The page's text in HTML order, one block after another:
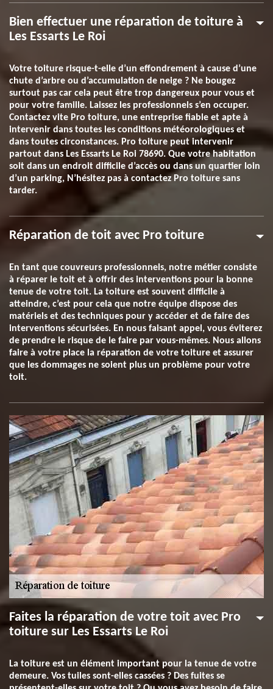
Bien effectuer une réparation de toiture à
Les Essarts Le Roi
Votre toiture risque-t-elle d’un effondrement à cause d’une
chute d’arbre ou d’accumulation de neige ? Ne bougez
surtout pas car cela peut être trop dangereux pour vous et
pour votre famille. Laissez les professionnels s’en occuper.
Contactez vite Pro toiture, une entreprise fiable et apte à
intervenir dans toutes les conditions météorologiques et
dans toutes circonstances. Pro toiture peut intervenir
partout dans Les Essarts Le Roi 78690. Que votre habitation
soit dans un endroit difficile d’accès ou dans un quartier loin
d’un parking, N’hésitez pas à contactez Pro toiture sans
tarder.
Réparation de toit avec Pro toiture
En tant que couvreurs professionnels, notre métier consiste
à réparer le toit et à offrir des interventions pour la bonne
tenue de votre toit. La toiture est souvent difficile à
atteindre, c’est pour cela que notre équipe dispose des
matériels et des techniques pour y accéder et de faire des
interventions sécurisées. En nous faisant appel, vous éviterez
de prendre le risque de le faire par vous-mêmes. Nous allons
faire à votre place la réparation de votre toiture et assurer
que les dommages ne soient plus un problème pour votre
toit.
Faites la réparation de votre toit avec Pro
toiture sur Les Essarts Le Roi
La toiture est un élément important pour la tenue de votre
demeure. Vos tuiles sont-elles cassées ? Des fuites se